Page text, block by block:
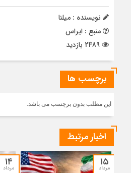
نویسنده : میلنا
منبع : ایراس
برچسب ها
این مطلب بدون برچسب می باشد.
اخبار مرتبط
۱۵
مرداد ۱۴
مرداد